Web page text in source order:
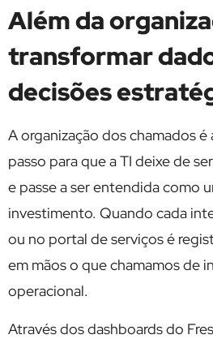
Além da
transformar
decisões
A organização dos chamados é
passo para que a TI deixe de
e passe a ser entendida como
investimento. Quando cada
ou no portal de serviços é
em mãos o que chamamos de
operacional.
Através dos dashboards do